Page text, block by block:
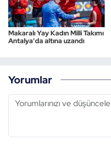
Makaralı Yay Kadın Milli Takımı
Antalya'da altına uzandı
Yorumlar